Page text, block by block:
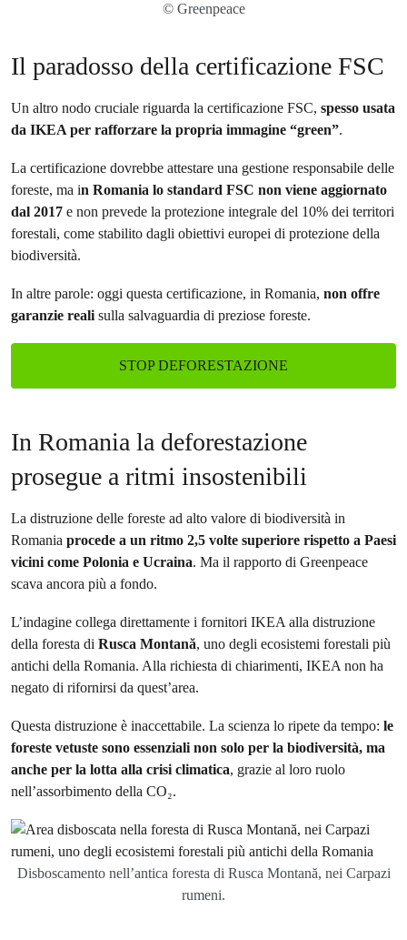
© Greenpeace
Il paradosso della certificazione FSC
Un altro nodo cruciale riguarda la certificazione FSC, spesso usata
da IKEA per rafforzare la propria immagine “green”.
La certificazione dovrebbe attestare una gestione responsabile delle
foreste, ma in Romania lo standard FSC non viene aggiornato
dal 2017 e non prevede la protezione integrale del 10% dei territori
forestali, come stabilito dagli obiettivi europei di protezione della
biodiversità.
In altre parole: oggi questa certificazione, in Romania, non offre
garanzie realisulla salvaguardia di preziose foreste.
STOP DEFORESTAZIONE
In Romania la deforestazione
prosegue a ritmi insostenibili
La distruzione delle foreste ad alto valore di biodiversità in
Romania procede a un ritmo 2,5 volte superiore rispetto a Paesi
vicini come Polonia e Ucraina. Ma il rapporto di Greenpeace
scava ancora più a fondo.
L’indagine collega direttamente i fornitori IKEA alla distruzione
della foresta di Rusca Montană, uno degli ecosistemi forestali più
antichi della Romania. Alla richiesta di chiarimenti, IKEA non ha
negato di rifornirsi da quest’area.
Questa distruzione è inaccettabile. La scienza lo ripete da tempo: le
foreste vetuste sono essenziali non solo per la biodiversità, ma
anche per la lotta alla crisi climatica, grazie al loro ruolo
nell’assorbimento della CO₂.
Disboscamento nell’antica foresta di Rusca Montană, nei Carpazi
rumeni.